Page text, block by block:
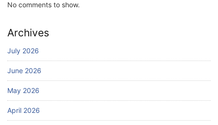
No comments to show.
Archives
July 2026
June 2026
May 2026
April 2026